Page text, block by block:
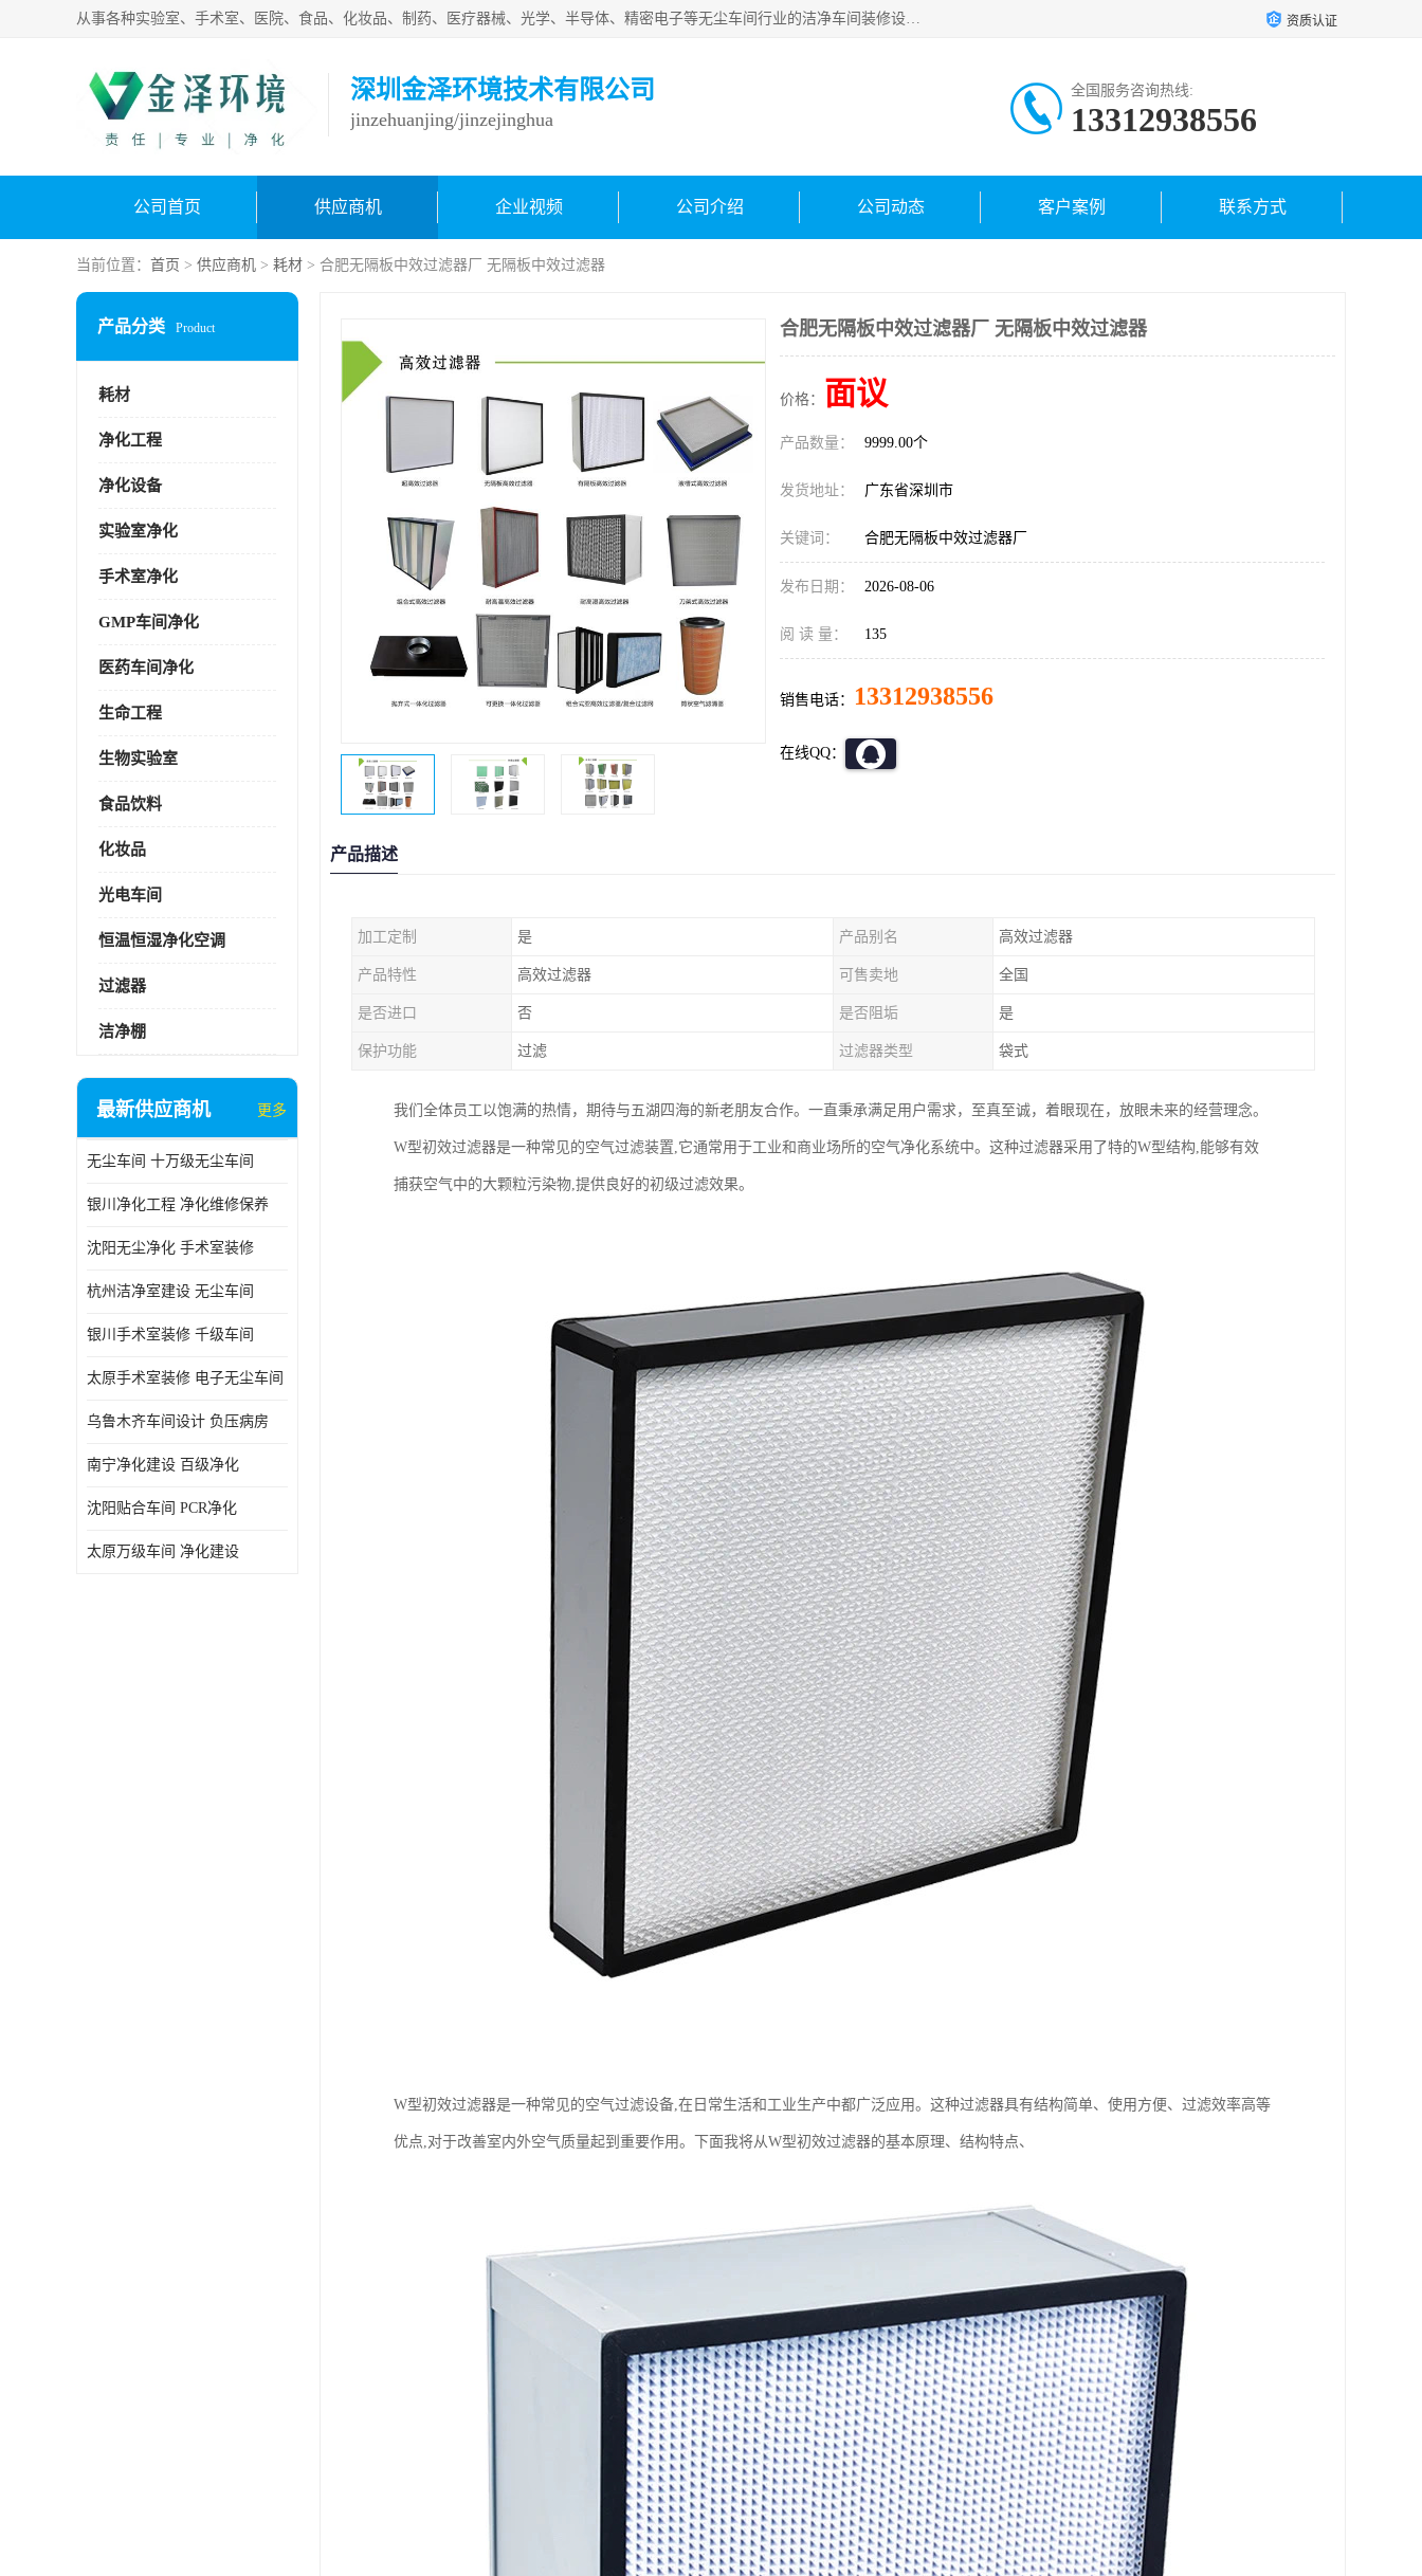
从事各种实验室、手术室、医院、食品、化妆品、制药、医疗器械、光学、半导体、精密电子等无尘车间行业的洁净车间装修设计、净化设备、恒温恒湿空调的设计制作与安装、净化系统工程项目施工及其技术支持服务。 资质认证
深圳金泽环境技术有限公司
jinzehuanjing/jinzejinghua
全国服务咨询热线:
13312938556
公司首页 供应商机 企业视频 公司介绍 公司动态 客户案例 联系方式
当前位置： 首页 > 供应商机 > 耗材 > 合肥无隔板中效过滤器厂 无隔板中效过滤器
产品分类 Product
耗材
净化工程
净化设备
实验室净化
手术室净化
GMP车间净化
医药车间净化
生命工程
生物实验室
食品饮料
化妆品
光电车间
恒温恒湿净化空调
过滤器
洁净棚
最新供应商机 更多
无尘车间 十万级无尘车间
银川净化工程 净化维修保养
沈阳无尘净化 手术室装修
杭州洁净室建设 无尘车间
银川手术室装修 千级车间
太原手术室装修 电子无尘车间
乌鲁木齐车间设计 负压病房
南宁净化建设 百级净化
沈阳贴合车间 PCR净化
太原万级车间 净化建设
合肥无隔板中效过滤器厂 无隔板中效过滤器
价格： 面议
产品数量： 9999.00个
发货地址： 广东省深圳市
关键词： 合肥无隔板中效过滤器厂
发布日期： 2026-08-06
阅 读 量： 135
销售电话： 13312938556
在线QQ：
产品描述
加工定制 是 产品别名 高效过滤器
产品特性 高效过滤器 可售卖地 全国
是否进口 否 是否阻垢 是
保护功能 过滤 过滤器类型 袋式
我们全体员工以饱满的热情，期待与五湖四海的新老朋友合作。一直秉承满足用户需求，至真至诚，着眼现在，放眼未来的经营理念。
W型初效过滤器是一种常见的空气过滤装置,它通常用于工业和商业场所的空气净化系统中。这种过滤器采用了特的W型结构,能够有效
捕获空气中的大颗粒污染物,提供良好的初级过滤效果。
W型初效过滤器是一种常见的空气过滤设备,在日常生活和工业生产中都广泛应用。这种过滤器具有结构简单、使用方便、过滤效率高等
优点,对于改善室内外空气质量起到重要作用。下面我将从W型初效过滤器的基本原理、结构特点、